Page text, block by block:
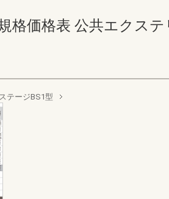
格価格表 公共エクステ
テージBS1型